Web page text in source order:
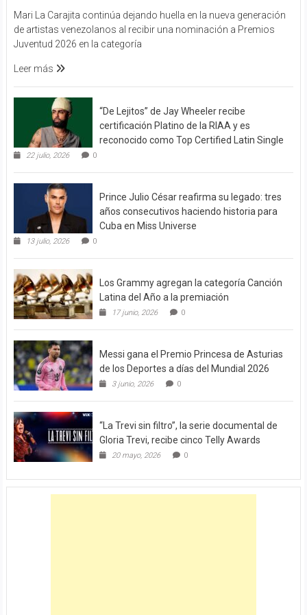
Mari La Carajita continúa dejando huella en la nueva generación
de artistas venezolanos al recibir una nominación a Premios
Juventud 2026 en la categoría
Leer más
“De Lejitos” de Jay Wheeler recibe
certificación Platino de la RIAA y es
reconocido como Top Certified Latin Single
22 julio, 2026 0
Prince Julio César reafirma su legado: tres
años consecutivos haciendo historia para
Cuba en Miss Universe
13 julio, 2026 0
Los Grammy agregan la categoría Canción
Latina del Año a la premiación
17 junio, 2026 0
Messi gana el Premio Princesa de Asturias
de los Deportes a días del Mundial 2026
3 junio, 2026 0
“La Trevi sin filtro”, la serie documental de
Gloria Trevi, recibe cinco Telly Awards
20 mayo, 2026 0